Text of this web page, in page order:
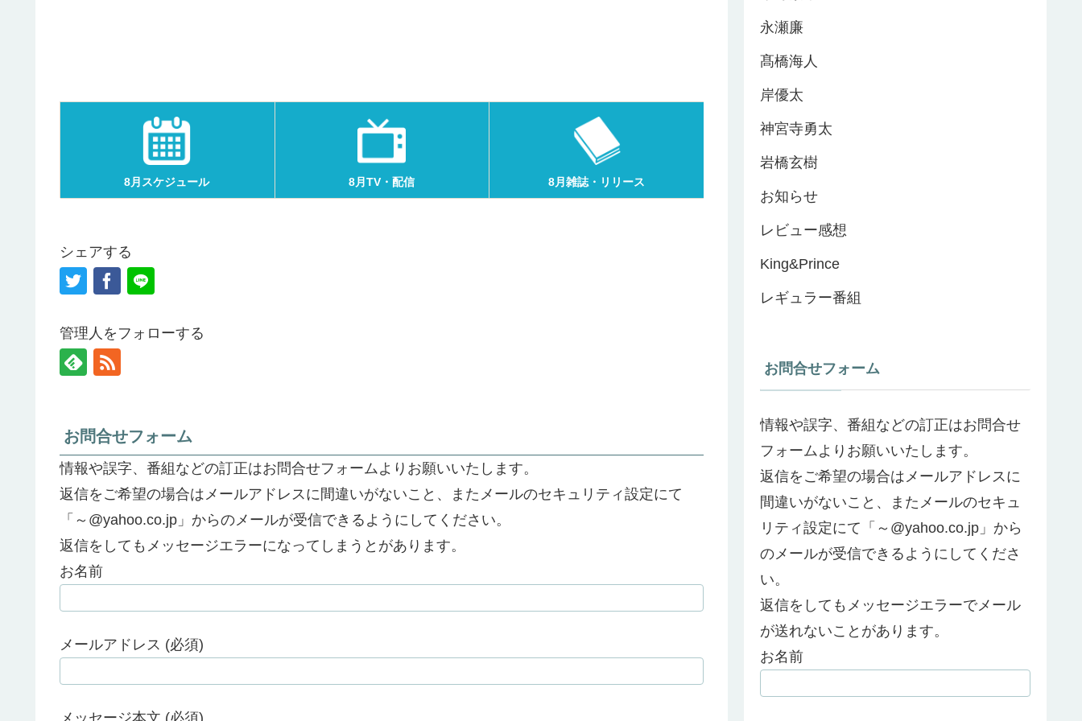
8月スケジュール 8月TV・配信 8月雑誌・リリース
シェアする
管理人をフォローする
お問合せフォーム
情報や誤字、番組などの訂正はお問合せフォームよりお願いいたします。
返信をご希望の場合はメールアドレスに間違いがないこと、またメールのセキュリティ設定にて
「～@yahoo.co.jp」からのメールが受信できるようにしてください。
返信をしてもメッセージエラーになってしまうとがあります。
お名前
メールアドレス (必須)
メッセージ本文 (必須)
永瀬廉
髙橋海人
岸優太
神宮寺勇太
岩橋玄樹
お知らせ
レビュー感想
King&Prince
レギュラー番組
お問合せフォーム
情報や誤字、番組などの訂正はお問合せ
フォームよりお願いいたします。
返信をご希望の場合はメールアドレスに
間違いがないこと、またメールのセキュ
リティ設定にて「～@yahoo.co.jp」から
のメールが受信できるようにしてくださ
い。
返信をしてもメッセージエラーでメール
が送れないことがあります。
お名前